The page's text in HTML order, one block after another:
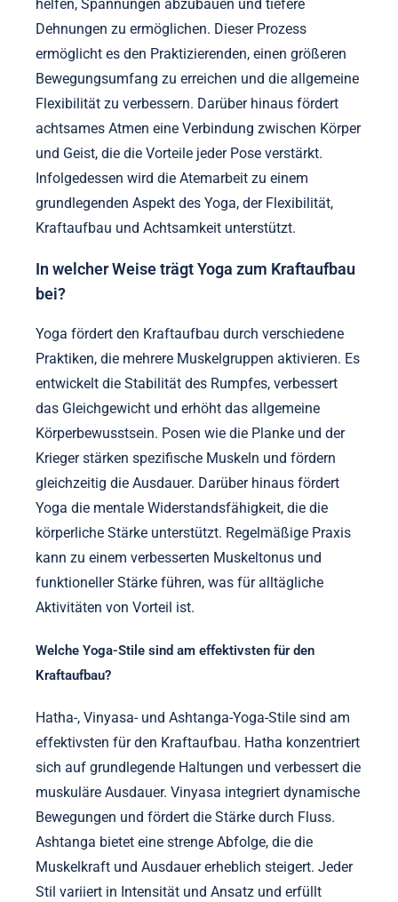
helfen, Spannungen abzubauen und tiefere
Dehnungen zu ermöglichen. Dieser Prozess
ermöglicht es den Praktizierenden, einen größeren
Bewegungsumfang zu erreichen und die allgemeine
Flexibilität zu verbessern. Darüber hinaus fördert
achtsames Atmen eine Verbindung zwischen Körper
und Geist, die die Vorteile jeder Pose verstärkt.
Infolgedessen wird die Atemarbeit zu einem
grundlegenden Aspekt des Yoga, der Flexibilität,
Kraftaufbau und Achtsamkeit unterstützt.
In welcher Weise trägt Yoga zum Kraftaufbau
bei?
Yoga fördert den Kraftaufbau durch verschiedene
Praktiken, die mehrere Muskelgruppen aktivieren. Es
entwickelt die Stabilität des Rumpfes, verbessert
das Gleichgewicht und erhöht das allgemeine
Körperbewusstsein. Posen wie die Planke und der
Krieger stärken spezifische Muskeln und fördern
gleichzeitig die Ausdauer. Darüber hinaus fördert
Yoga die mentale Widerstandsfähigkeit, die die
körperliche Stärke unterstützt. Regelmäßige Praxis
kann zu einem verbesserten Muskeltonus und
funktioneller Stärke führen, was für alltägliche
Aktivitäten von Vorteil ist.
Welche Yoga-Stile sind am effektivsten für den
Kraftaufbau?
Hatha-, Vinyasa- und Ashtanga-Yoga-Stile sind am
effektivsten für den Kraftaufbau. Hatha konzentriert
sich auf grundlegende Haltungen und verbessert die
muskuläre Ausdauer. Vinyasa integriert dynamische
Bewegungen und fördert die Stärke durch Fluss.
Ashtanga bietet eine strenge Abfolge, die die
Muskelkraft und Ausdauer erheblich steigert. Jeder
Stil variiert in Intensität und Ansatz und erfüllt